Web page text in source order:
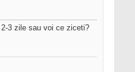
3 zile sau voi ce ziceti?